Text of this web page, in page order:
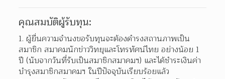
คุณสมบัติผู้รับทุน:
ผู้ยื่นความจํานงขอรับทุนจะต้องดํารงสถานภาพเป็น
สมาชิก สมาคมนักข่าววิทยุและโทรทัศน์ไทย อย่างน้อย 1
ปี (นับจากวันที่รับเป็นสมาชิกสมาคมฯ) และได้ชําระเงินค่า
บํารุงสมาชิกสมาคมฯ ในปีปัจจุบันเรียบร้อยแล้ว